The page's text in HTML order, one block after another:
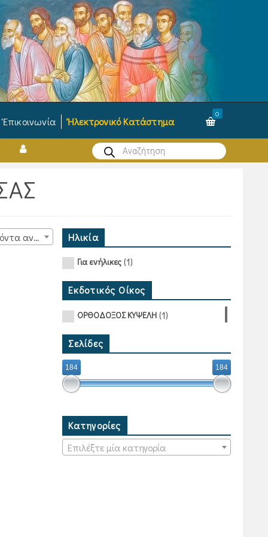
Ἐπικοινωνία Ἠλεκτρονικό Κατάστημα
0
Products
search
15 προϊόντα ανά σελίδα Ηλικία
Για ενήλικες(1)
Εκδοτικός Οίκος
ΟΡΘΟΔΟΞΟΣ ΚΥΨΕΛΗ(1)
Σελίδες
184 184
Κατηγορίες
Επιλέξτε μία κατηγορία